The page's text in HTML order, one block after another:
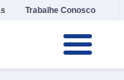
Trabalhe Conosco